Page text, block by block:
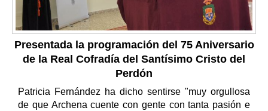
Presentada la programación del 75 Aniversario
de la Real Cofradía del Santísimo Cristo del
Perdón
Patricia Fernández ha dicho sentirse "muy orgullosa
de que Archena cuente con gente con tanta pasión e